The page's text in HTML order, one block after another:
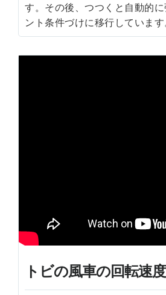
す。その後、つつくと自動的
ント条件づけに移行しています
トビの風車の回転速